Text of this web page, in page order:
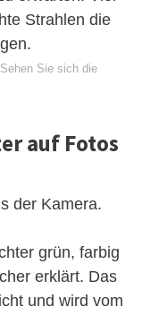
Strahlen die
Sehen Sie sich die
auf Fotos
der Kamera.
grün, farbig
erklärt. Das
und wird vom